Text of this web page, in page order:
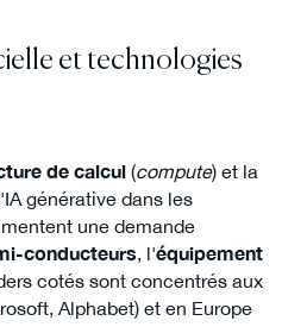
et technologies
de calcul(compute) et la
générative dans les
une demande
conducteurs, l'équipement
cotés sont concentrés aux
Alphabet) et en Europe